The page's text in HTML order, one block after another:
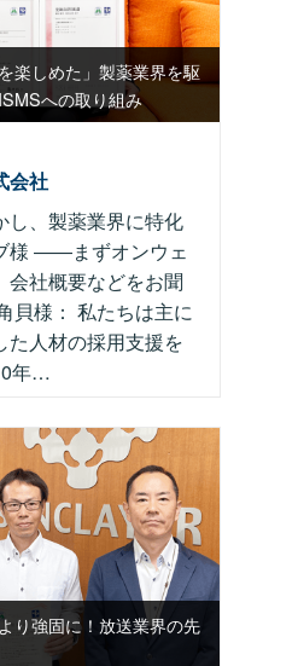
楽しめた」製薬業界を駆
への取り組み
会社
し、製薬業界に特化
様 ――まずオンウェ
会社概要などをお聞
貝様： 私たちは主に
た人材の採用支援を
年…
り強固に！放送業界の先